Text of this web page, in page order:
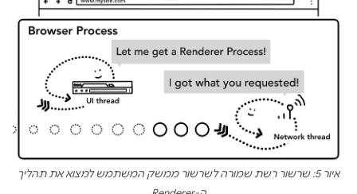
איור 5: שרשור רשת שמורה לשרשור ממשק המשתמש למצוא את תהליך